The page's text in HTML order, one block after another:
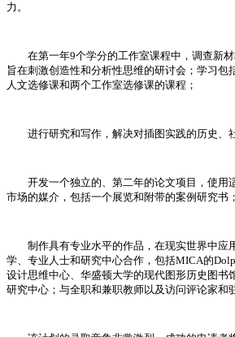
力。
在第一年9个学分的工作室课程中，调查新材
旨在刺激创造性和分析性思维的研讨会；学习包
人文选修课和两个工作室选修课的课程；
进行研究和写作，解决对插图实践的历史、
开发一个独立的、第二年的论文项目，使用
市场的媒介，包括一个展览和附带的案例研究书；
制作具有专业水平的作品，在现实世界中应
学、专业人士和研究中心合作，包括MICA的
设计思维中心、华盛顿大学的现代图形历史图书
研究中心；与全职和兼职教师以及访问评论家和